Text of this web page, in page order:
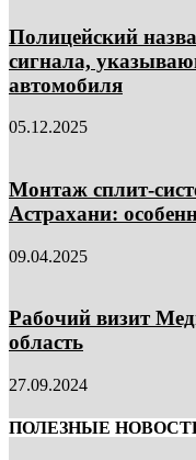
Полицейский
сигнала,
автомобиля
05.12.2025
Монтаж сплит-
Астрахани:
09.04.2025
Рабочий визит
область
27.09.2024
ПОЛЕЗНЫЕ